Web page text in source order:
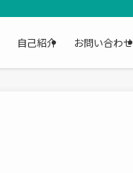
自己紹介 お問い合わせ